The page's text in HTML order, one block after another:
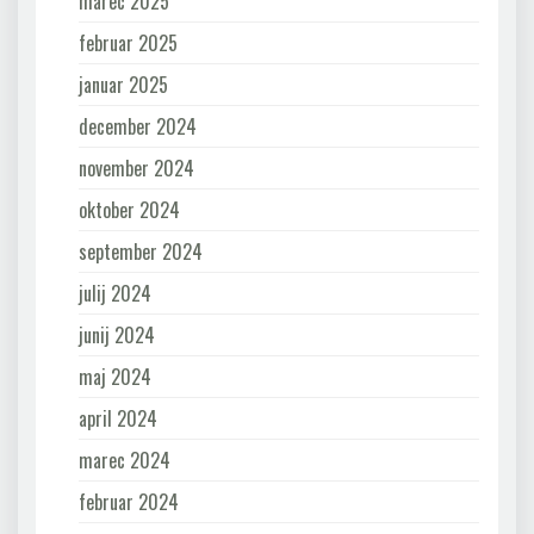
februar 2025
januar 2025
december 2024
november 2024
oktober 2024
september 2024
julij 2024
junij 2024
maj 2024
april 2024
marec 2024
februar 2024